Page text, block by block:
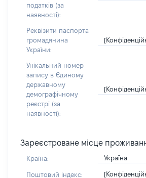
податків (за
наявності):
Реквізити паспорта
громадянина
України:
Унікальний номер
запису в Єдиному
державному
демографічному
реєстрі (за
наявності):
Зареєстроване місце
Країна: Україна
Поштовий індекс: